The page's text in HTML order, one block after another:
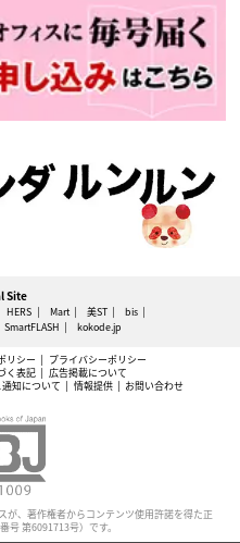
Site
HERS Mart 美ST
bis
SmartFLASH kokode.jp
リシー
プライバシーポリシー
く表記
広告掲載について
知について 情報提供 お問い合わせ
が、著作権者からコンテンツ使用許諾を得た正
第6091713号）です。